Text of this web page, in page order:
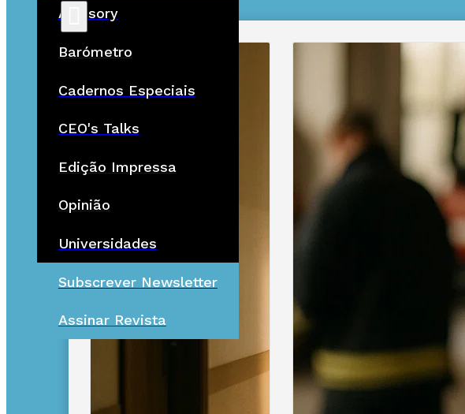
Advisory
Barómetro
Cadernos Especiais
CEO's Talks
Edição Impressa
Opinião
Universidades
Subscrever Newsletter
Assinar Revista
ÚLTIMAS